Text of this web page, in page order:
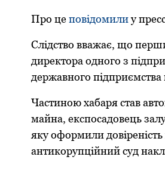
Про цеповідомилиу
Слідство вважає, що
директора одного з
державного
Частиною хабаря став
майна, експосадовець
яку оформили
антикорупційний суд